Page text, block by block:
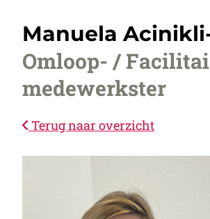
Manuela
Omloop- /
medewerkster
Terug naar overzicht